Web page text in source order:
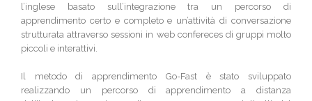
l’inglese basato sull’integrazione tra un percorso di
apprendimento certo e completo e un’attività di conversazione
strutturata attraverso sessioni in web confereces di gruppi molto
piccoli e interattivi.
Il metodo di apprendimento Go-Fast è stato sviluppato
realizzando un percorso di apprendimento a distanza